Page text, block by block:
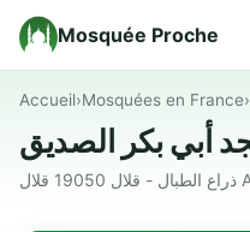
Mosquée Proche
Accueil›Mosquées en France›